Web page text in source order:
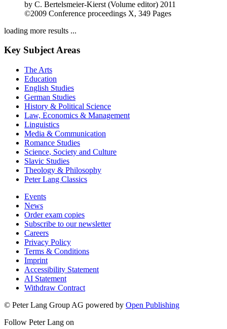
by C. Bertelsmeier-Kierst (Volume editor) 2011
©2009 Conference proceedings X, 349 Pages
loading more results ...
Key Subject Areas
The Arts
Education
English Studies
German Studies
History & Political Science
Law, Economics & Management
Linguistics
Media & Communication
Romance Studies
Science, Society and Culture
Slavic Studies
Theology & Philosophy
Peter Lang Classics
Events
News
Order exam copies
Subscribe to our newsletter
Careers
Privacy Policy
Terms & Conditions
Imprint
Accessibility Statement
AI Statement
Withdraw Contract
© Peter Lang Group AG powered by Open Publishing
Follow Peter Lang on